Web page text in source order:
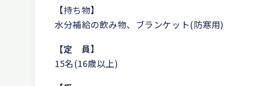
【持ち物】
水分補給の飲み物、ブランケット(防寒用)
【定 員】
15名(16歳以上)